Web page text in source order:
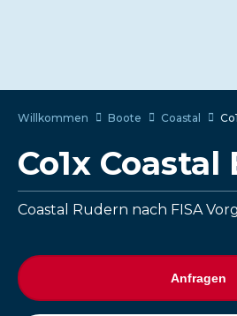
Willkommen Boote Coastal
Co1x Coastal
Coastal Rudern nach FISA
Anfragen